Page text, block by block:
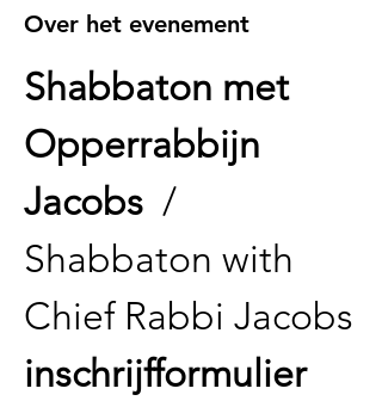
Over het evenement
Shabbaton met
Opperrabbijn
Jacobs /
Shabbaton with
Chief Rabbi Jacobs
inschrijfformulier